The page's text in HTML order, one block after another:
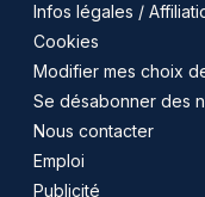
Infos légales /
Cookies
Modifier mes choix
Se désabonner des
Nous contacter
Emploi
Publicité